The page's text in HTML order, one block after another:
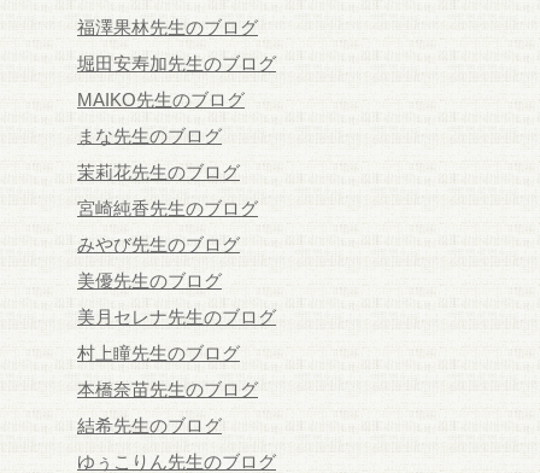
福澤果林先生のブログ
堀田安寿加先生のブログ
MAIKO先生のブログ
まな先生のブログ
茉莉花先生のブログ
宮崎純香先生のブログ
みやび先生のブログ
美優先生のブログ
美月セレナ先生のブログ
村上瞳先生のブログ
本橋奈苗先生のブログ
結希先生のブログ
ゆぅこりん先生のブログ